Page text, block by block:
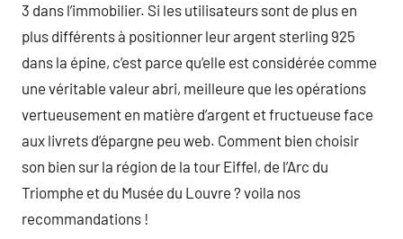
3 dans l’immobilier. Si les utilisateurs sont de plus en
plus différents à positionner leur argent sterling 925
dans la épine, c’est parce qu’elle est considérée comme
une véritable valeur abri, meilleure que les opérations
vertueusement en matière d’argent et fructueuse face
aux livrets d’épargne peu web. Comment bien choisir
son bien sur la région de la tour Eiffel, de l’Arc du
Triomphe et du Musée du Louvre ? voila nos
recommandations !